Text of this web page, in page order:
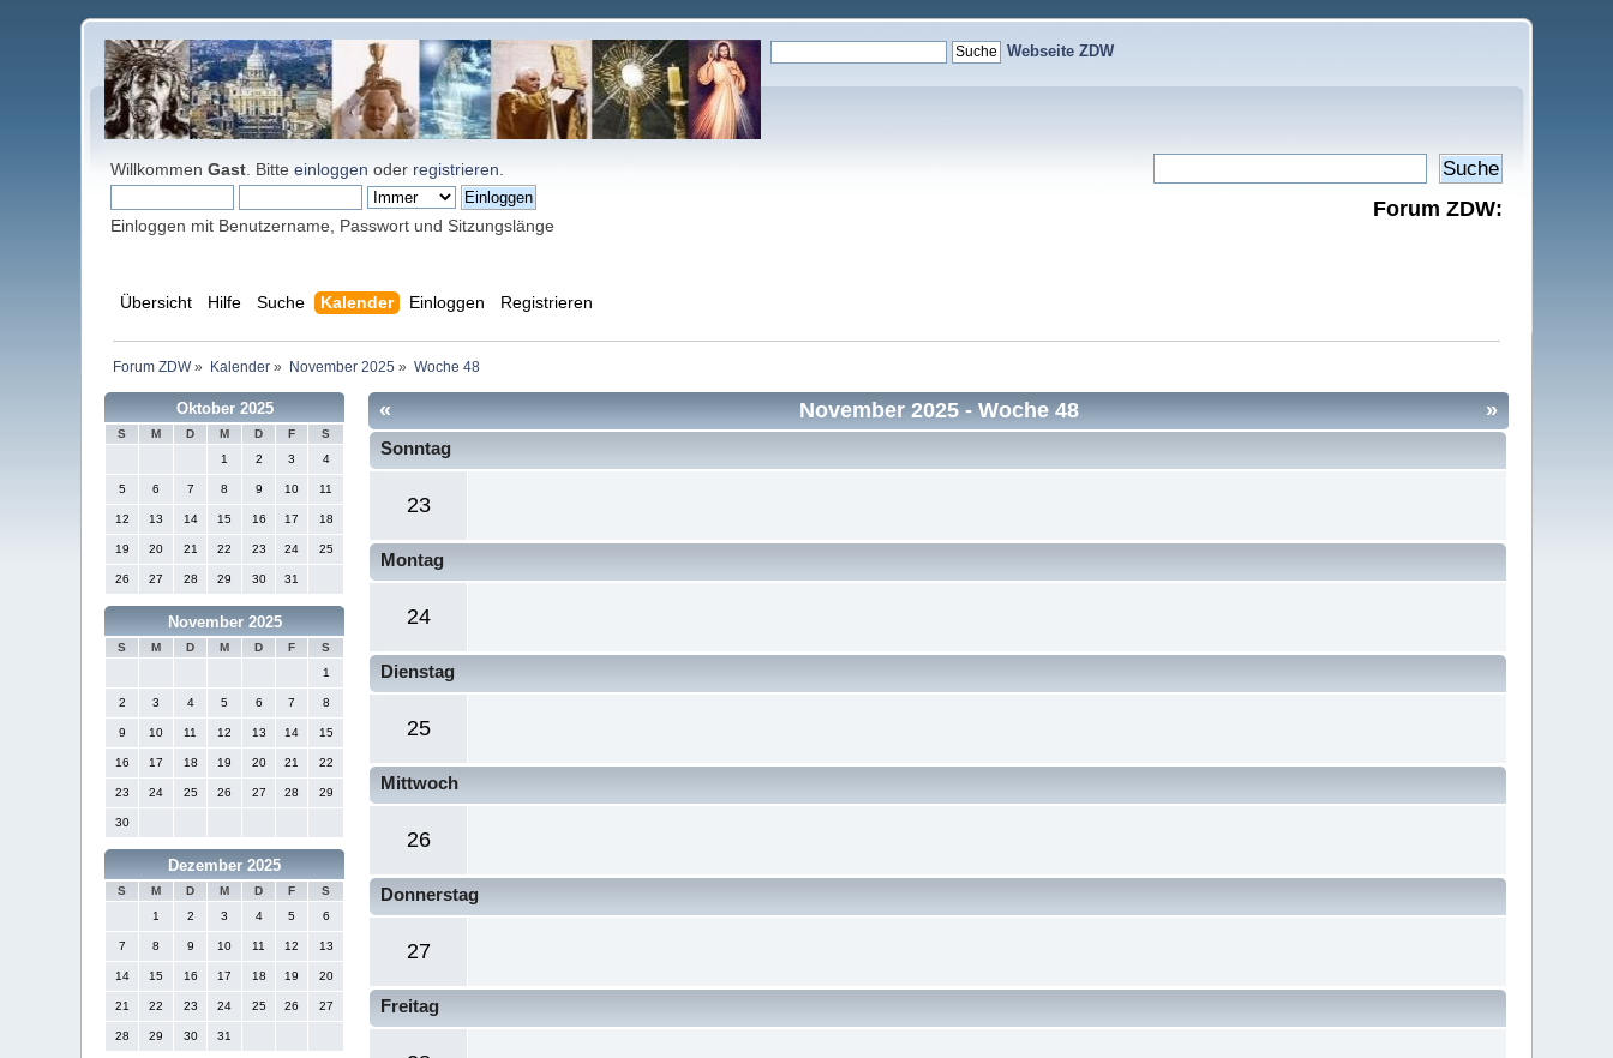
Webseite ZDW
WillkommenGast . Bitteeinloggen oder registrieren
Einloggen mit Benutzername, Passwort und Sitzungslänge
Forum ZDW:
Übersicht Hilfe Suche Kalender Einloggen Registrieren
Forum ZDW» Kalender» November 2025 » Woche 48
Oktober 2025
S M D M D F
S
1
2 3 4
5 6 7 8 9 10 11
12 13 14 15 16 17 18
19 20 21 22 23 24 25
26 27 28 29 30 31
November 2025
S M D M D F
S
1
2 3 4 5 6 7 8
9 10 11 12 13 14 15
16 17 18 19 20 21 22
23 24 25 26 27 28 29
30
Dezember 2025
S M D M D F
S
1
2 3 4 5 6
7 8 9 10 11 12 13
14 15 16 17 18 19 20
21 22 23 24 25 26 27
28 29 30 31
« »
November 2025- Woche 48
Sonntag
23
Montag
24
Dienstag
25
Mittwoch
26
Donnerstag
27
Freitag